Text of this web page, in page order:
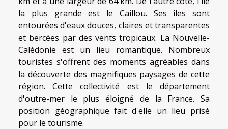
la plus grande est le Caillou. Ses îles sont
entourées d'eaux douces, claires et transparentes
et bercées par des vents tropicaux. La Nouvelle-
Calédonie est un lieu romantique. Nombreux
touristes s'offrent des moments agréables dans
la découverte des magnifiques paysages de cette
région. Cette collectivité est le département
d'outre-mer le plus éloigné de la France. Sa
position géographique fait d'elle un lieu prisé
pour le tourisme.